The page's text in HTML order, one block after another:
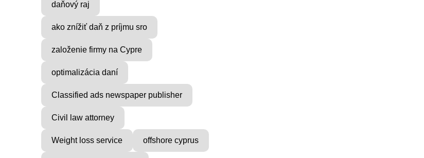
daňový raj
ako znížiť daň z príjmu sro
založenie firmy na Cypre
optimalizácia daní
Classified ads newspaper publisher
Civil law attorney
Weight loss service offshore cyprus
Find Inner Peace with Raul
Cie...